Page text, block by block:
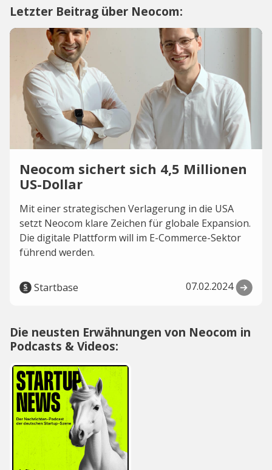
Letzter Beitrag über Neocom:
Neocom sichert sich 4,5 Millionen
US-Dollar
Mit einer strategischen Verlagerung in die USA
setzt Neocom klare Zeichen für globale Expansion.
Die digitale Plattform will im E-Commerce-Sektor
führend werden.
Startbase 07.02.2024
Die neusten Erwähnungen von Neocom in
Podcasts & Videos: